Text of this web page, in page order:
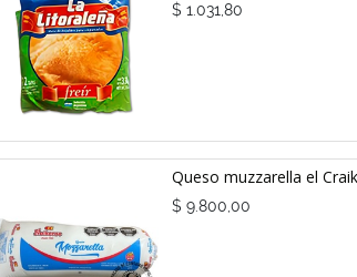
$ 1.031,80
Queso muzzarella el
$ 9.800,00